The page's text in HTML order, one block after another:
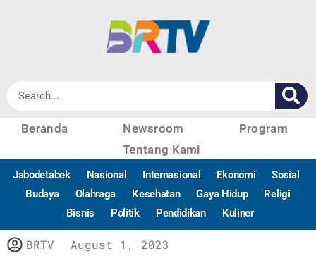
Beranda Newsroom
Program
Tentang Kami
Jabodetabek Nasional Internasional Ekonomi
Sosial
Budaya
Olahraga Kesehatan Gaya Hidup
Religi
Bisnis
Politik Pendidikan Kuliner
BRTV August 1, 2023